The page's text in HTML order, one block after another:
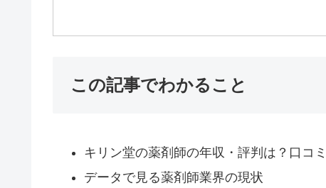
この記事でわかること
キリン堂の薬剤師の年収・評判は？口コ
データで見る薬剤師業界の現状